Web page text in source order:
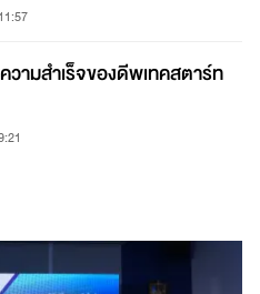
ามสำเร็จของดีพเทคสตาร์ท